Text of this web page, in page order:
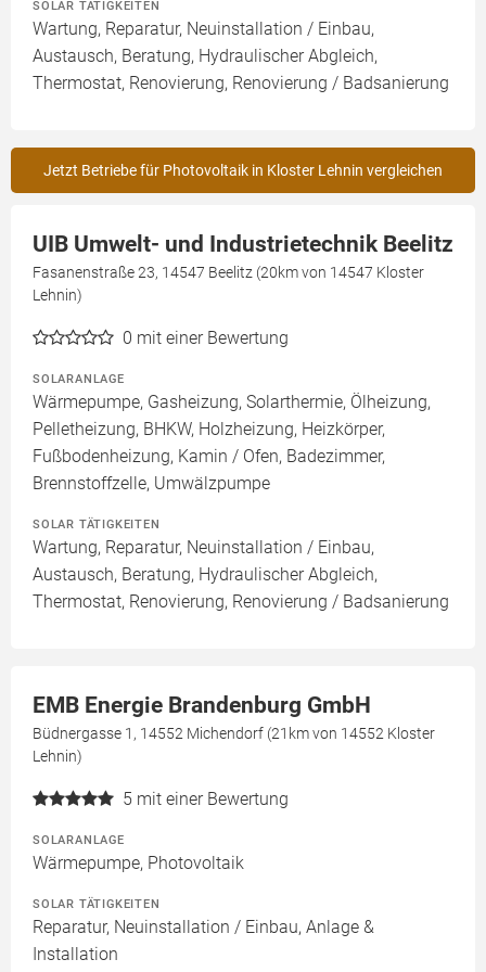
SOLAR TÄTIGKEITEN
Wartung, Reparatur, Neuinstallation / Einbau,
Austausch, Beratung, Hydraulischer Abgleich,
Thermostat, Renovierung, Renovierung / Badsanierung
Jetzt Betriebe für Photovoltaik in Kloster Lehnin vergleichen
UIB Umwelt- und Industrietechnik Beelitz
Fasanenstraße 23, 14547 Beelitz (20km von 14547 Kloster
Lehnin)
0 mit einer Bewertung
SOLARANLAGE
Wärmepumpe, Gasheizung, Solarthermie, Ölheizung,
Pelletheizung, BHKW, Holzheizung, Heizkörper,
Fußbodenheizung, Kamin / Ofen, Badezimmer,
Brennstoffzelle, Umwälzpumpe
SOLAR TÄTIGKEITEN
Wartung, Reparatur, Neuinstallation / Einbau,
Austausch, Beratung, Hydraulischer Abgleich,
Thermostat, Renovierung, Renovierung / Badsanierung
EMB Energie Brandenburg GmbH
Büdnergasse 1, 14552 Michendorf (21km von 14552 Kloster
Lehnin)
5 mit einer Bewertung
SOLARANLAGE
Wärmepumpe, Photovoltaik
SOLAR TÄTIGKEITEN
Reparatur, Neuinstallation / Einbau, Anlage &
Installation